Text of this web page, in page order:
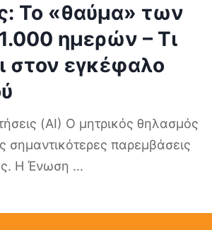
Το «θαύμα» των
ημερών – Τι
στον εγκέφαλο
(AI) Ο μητρικός θηλασμός
σημαντικότερες παρεμβάσεις
Η Ένωση ...